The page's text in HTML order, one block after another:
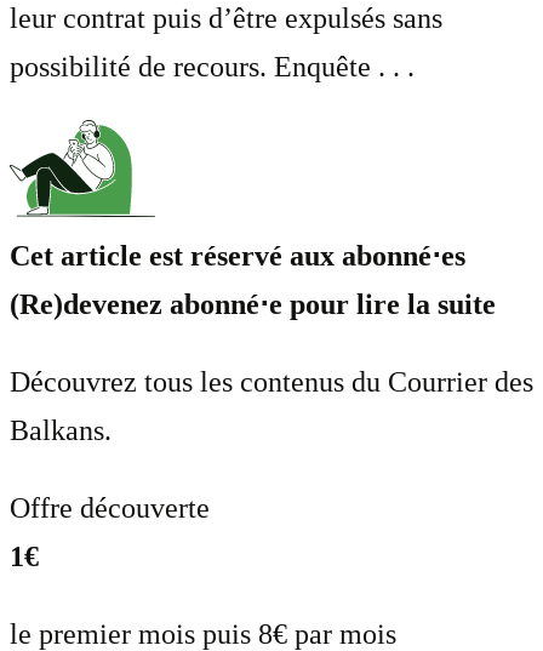
leur contrat puis d’être expulsés sans
possibilité de recours. Enquête . . .
Cet article est réservé aux abonné⋅es
(Re)devenez abonné⋅e pour lire la suite
Découvrez tous les contenus du Courrier des
Balkans.
Offre découverte
1€
le premier mois puis 8€ par mois